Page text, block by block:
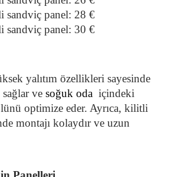
sandviç panel: 28 €
sandviç panel: 30 €
yalıtım özellikleri sayesinde
ve soğuk oda içindeki
optimize eder. Ayrıca, kilitli
montajı kolaydır ve uzun